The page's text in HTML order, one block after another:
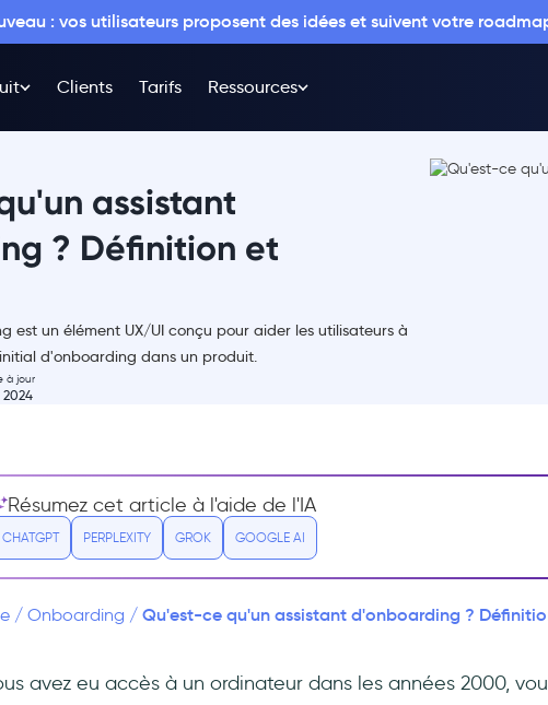
: vos utilisateurs proposent des idées et suivent votre
Clients Tarifs Ressources
assistant
? Définition et
est un élément UX/UI conçu pour aider les utilisateurs à
d'onboarding dans un produit.
à jour
Résumez cet article à l'aide de l'IA
CHATGPT PERPLEXITY GROK GOOGLE AI
/ Onboarding / Qu'est-ce qu'un assistant d'onboarding ?
avez eu accès à un ordinateur dans les années 2000,